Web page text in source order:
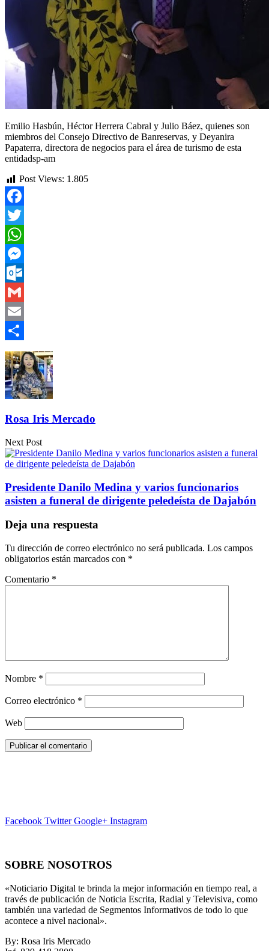
Emilio Hasbún, Héctor Herrera Cabral y Julio Báez, quienes son
miembros del Consejo Directivo de Banreservas, y Deyanira
Papaterra, directora de negocios para el área de turismo de esta
entidadsp-am
Post Views: 1.805
Facebook
Twitter
WhatsApp
Messenger
Outlook.com
Gmail
Email
Compartir
Rosa Iris Mercado
Next Post
Presidente Danilo Medina y varios funcionarios
asisten a funeral de dirigente peledeísta de Dajabón
Deja una respuesta
Tu dirección de correo electrónico no será publicada. Los campos
obligatorios están marcados con *
Comentario *
Nombre *
Correo electrónico *
Web
Facebook Twitter Google+ Instagram
SOBRE NOSOTROS
«Noticiario Digital te brinda la mejor información en tiempo real, a
través de publicación de Noticia Escrita, Radial y Televisiva, como
también una variedad de Segmentos Informativos de todo lo que
acontece a nivel nacional».
By: Rosa Iris Mercado